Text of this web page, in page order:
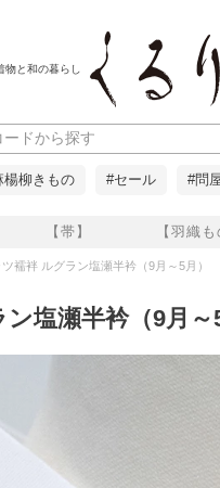
物と和の暮らし
【帯】 【羽織も
楊柳きもの #セール #問
襦袢 ルグラン塩瀬半衿（9月～5月）
塩瀬半衿（9月～5